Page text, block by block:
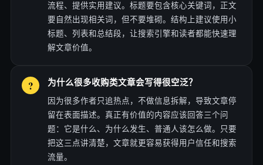
流程、提供实用建议。标题要包含核心关键词，正文
要自然出现相关词，但不要堆砌。结构上建议使用小
标题、列表和总结段，让搜索引擎和读者都能快速理
解文章价值。
为什么很多收购类文章会写得很空泛？
因为很多作者只追热点，不做信息拆解，导致文章停
留在表面描述。真正有价值的内容应该回答三个问
题：它是什么、为什么发生、普通人该怎么做。只要
把这三点讲清楚，文章就更容易获得用户信任和搜索
流量。